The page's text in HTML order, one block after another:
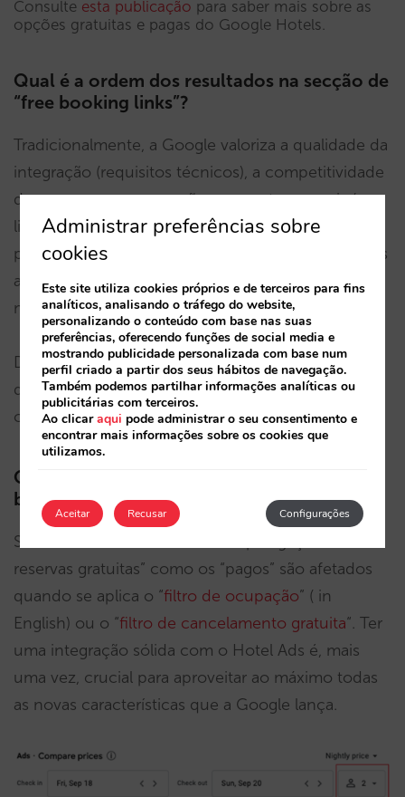
Consulte esta publicação para saber mais sobre as
opções gratuitas e pagas do Google Hotels.
Qual é a ordem dos resultados na secção de
“free booking links”?
Tradicionalmente, a Google valoriza a qualidade da
integração (requisitos técnicos), a competitividade
do preço em comparação com outros canais (ou
licitadores) e a taxa de conversão do canal. Nas
próximas semanas iremos comprovar que variáveis
afetam esta ordem, mas de momento ainda é
muito cedo para tirar conclusões.
De qualquer maneira, aproxima-se um novo
debate sobre o SEO dentro do Hotel Ad que será
certamente emocionante.
Os filtros afetam os resultados dos “free
booking links”?
Sim. Tanto os resultados das “hiperligações de
reservas gratuitas” como os “pagos” são afetados
quando se aplica o “filtro de ocupação” ( in
English) ou o “filtro de cancelamento gratuita“. Ter
uma integração sólida com o Hotel Ads é, mais
uma vez, crucial para aproveitar ao máximo todas
as novas características que a Google lança.
Administrar preferências sobre
cookies
Este site utiliza cookies próprios e de terceiros para fins
analíticos, analisando o tráfego do website,
personalizando o conteúdo com base nas suas
preferências, oferecendo funções de social media e
mostrando publicidade personalizada com base num
perfil criado a partir dos seus hábitos de navegação.
Também podemos partilhar informações analíticas ou
publicitárias com terceiros.
Ao clicaraqui pode administrar o seu consentimento e
encontrar mais informações sobre os cookies que
utilizamos.
Aceitar Configurações
Recusar